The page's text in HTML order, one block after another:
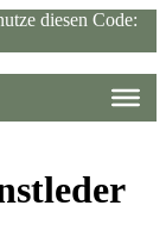
diesen Code: